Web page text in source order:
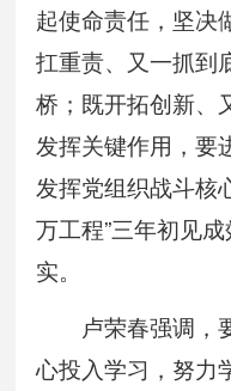
起使命责任，坚决
扛重责、又一抓到
桥；既开拓创新、
发挥关键作用，要
发挥党组织战斗核
万工程”三年初见
实。
卢荣春强调，
心投入学习，努力